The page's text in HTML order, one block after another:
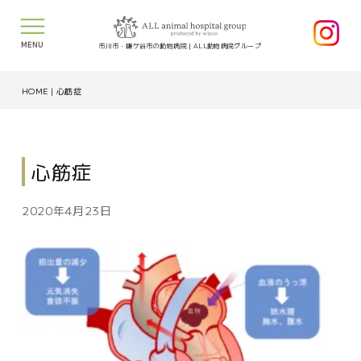
MENU 市川市・鎌ケ谷市の動物病院｜ALL動物病院グループ
HOME | 心筋症
心筋症
2020年4月23日